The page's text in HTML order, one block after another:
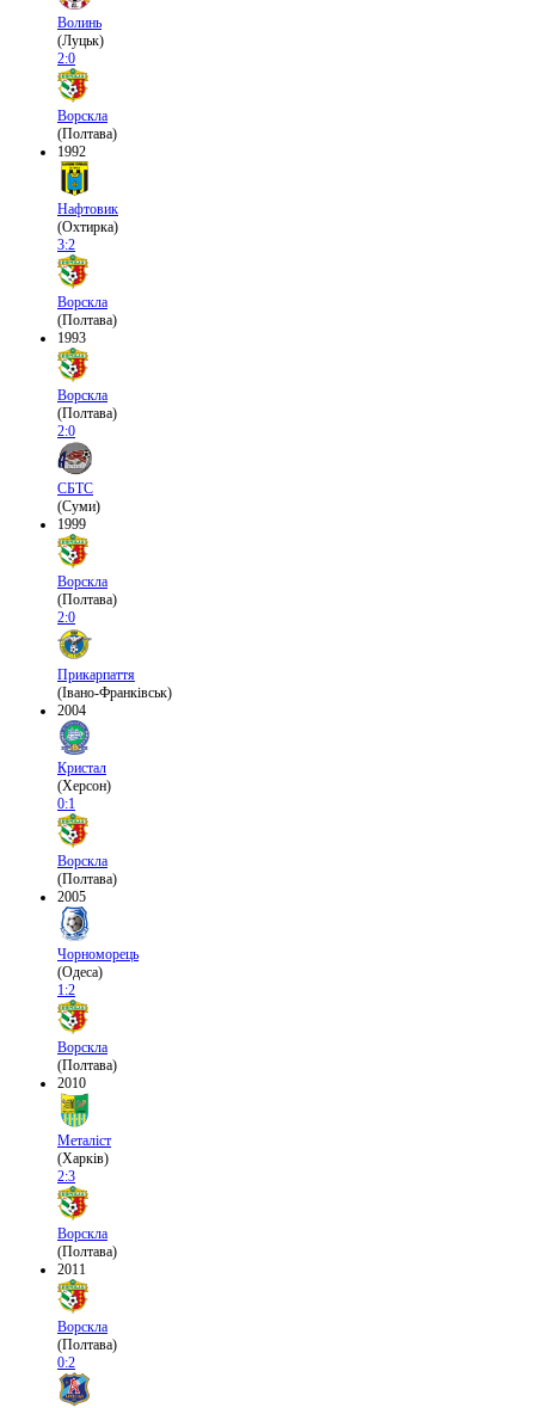
Волинь
(Луцьк)
2:0
Ворскла
(Полтава)
1992
Нафтовик
(Охтирка)
3:2
Ворскла
(Полтава)
1993
Ворскла
(Полтава)
2:0
СБТС
(Суми)
1999
Ворскла
(Полтава)
2:0
Прикарпаття
(Івано-Франківськ)
2004
Кристал
(Херсон)
0:1
Ворскла
(Полтава)
2005
Чорноморець
(Одеса)
1:2
Ворскла
(Полтава)
2010
Металіст
(Харків)
2:3
Ворскла
(Полтава)
2011
Ворскла
(Полтава)
0:2